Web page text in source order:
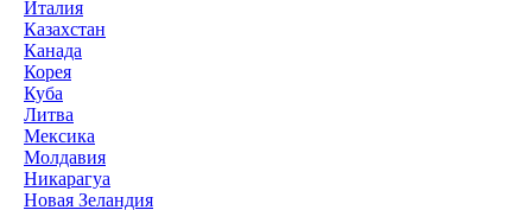
Италия
Казахстан
Канада
Корея
Куба
Литва
Мексика
Молдавия
Никарагуа
Новая Зеландия